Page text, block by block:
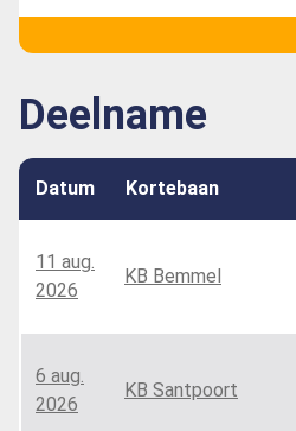
Deelname
Datum Kortebaan
11 aug.
2026
KB Bemmel
6 aug.
2026
KB Santpoort